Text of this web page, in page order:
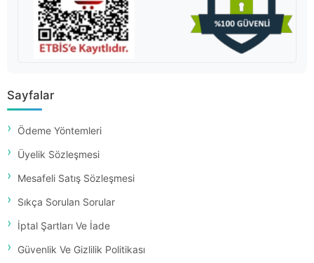
Sayfalar
Ödeme Yöntemleri
Üyelik Sözleşmesi
Mesafeli Satış Sözleşmesi
Sıkça Sorulan Sorular
İptal Şartları Ve İade
Güvenlik Ve Gizlilik Politikası